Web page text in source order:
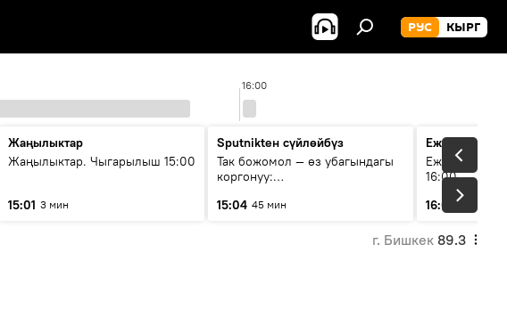
РУС КЫРГ
16:00
Жаңылыктар
Жаңылыктар. Чыгарылыш 15:00
15:01 3 мин
Sputnikteн сүйлөйбүз
Так божомол — өз убагындагы
коргонуу:
кантип өркүндөтүлүүдө
15:04 45 мин
Ежедневные
Ежедневные
16:00
16:01
3 мин
г. Бишкек 89.3